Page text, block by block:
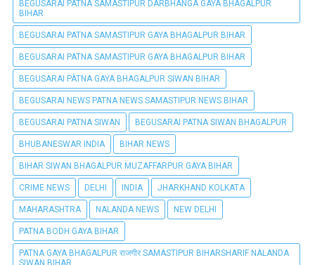
BEGUSARAI PATNA SAMASTIPUR DARBHANGA GAYA BHAGALPUR
BIHAR
BEGUSARAI PATNA SAMASTIPUR GAYA BHAGALPUR BIHAR
BEGUSARAI PATNA SAMASTIPUR GAYA BHAGALPUR BIHAR
BEGUSARAI PÀTNA GAYA BHAGALPUR SIWAN BIHAR
BEGUSARAI NEWS PATNA NEWS SAMASTIPUR NEWS BIHAR
BEGUSARAI PATNA SIWAN BEGUSARAI PATNA SIWAN BHAGALPUR
BHUBANESWAR INDIA BIHAR NEWS
BIHAR SIWAN BHAGALPUR MUZAFFARPUR GAYA BIHAR
CRIME NEWS DELHI INDIA JHARKHAND KOLKATA
MAHARASHTRA NALANDA NEWS NEW DELHI
PATNA BODH GAYA BIHAR
PATNA GAYA BHAGALPUR राजगीर SAMASTIPUR BIHARSHARIF NALANDA